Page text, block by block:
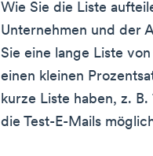
Wie Sie die Liste
Unternehmen und der
Sie eine lange Liste
einen kleinen
kurze Liste haben, z.
die Test-E-Mails